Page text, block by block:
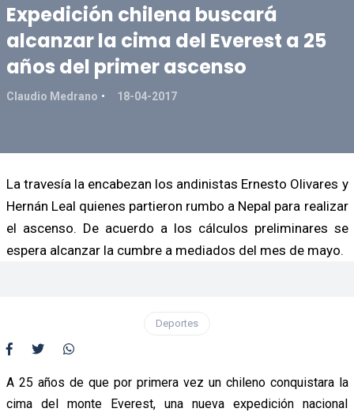
Expedición chilena buscará
alcanzar la cima del Everest a 25
años del primer ascenso
Claudio Medrano 18-04-2017
La travesía la encabezan los andinistas Ernesto Olivares y
Hernán Leal quienes partieron rumbo a Nepal para realizar
el ascenso. De acuerdo a los cálculos preliminares se
espera alcanzar la cumbre a mediados del mes de mayo.
Deportes
A 25 años de que por primera vez un chileno conquistara la
cima del monte Everest, una nueva expedición nacional